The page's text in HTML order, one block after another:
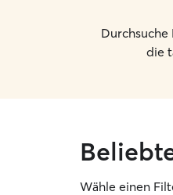
die
Wähle einen